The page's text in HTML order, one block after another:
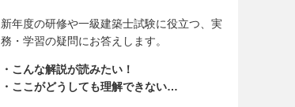
新年度の研修や一級建築士試験に役立つ、実
務・学習の疑問にお答えします。
・こんな解説が読みたい！
・ここがどうしても理解できない…